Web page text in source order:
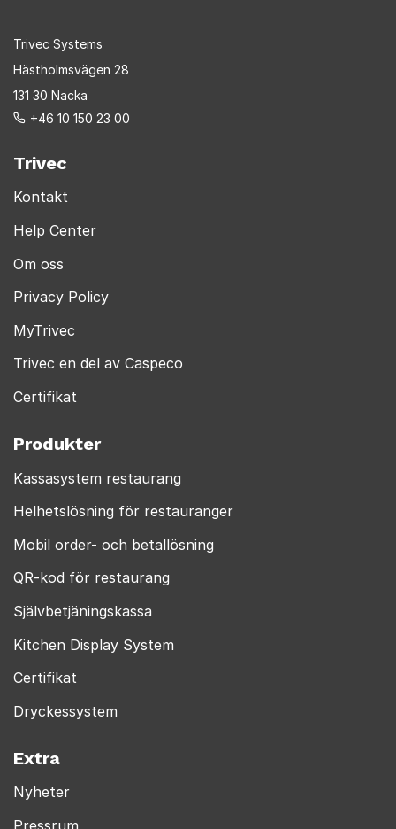
Trivec Systems
Hästholmsvägen 28
131 30 Nacka
+46 10 150 23 00
Trivec
Kontakt
Help Center
Om oss
Privacy Policy
MyTrivec
Trivec en del av Caspeco
Certifikat
Produkter
Kassasystem restaurang
Helhetslösning för restauranger
Mobil order- och betallösning
QR-kod för restaurang
Självbetjäningskassa
Kitchen Display System
Certifikat
Dryckessystem
Extra
Nyheter
Pressrum